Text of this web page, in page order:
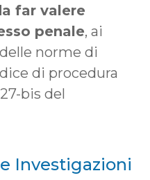
far valere
penale, ai
norme di
di procedura
bis del
Investigazioni